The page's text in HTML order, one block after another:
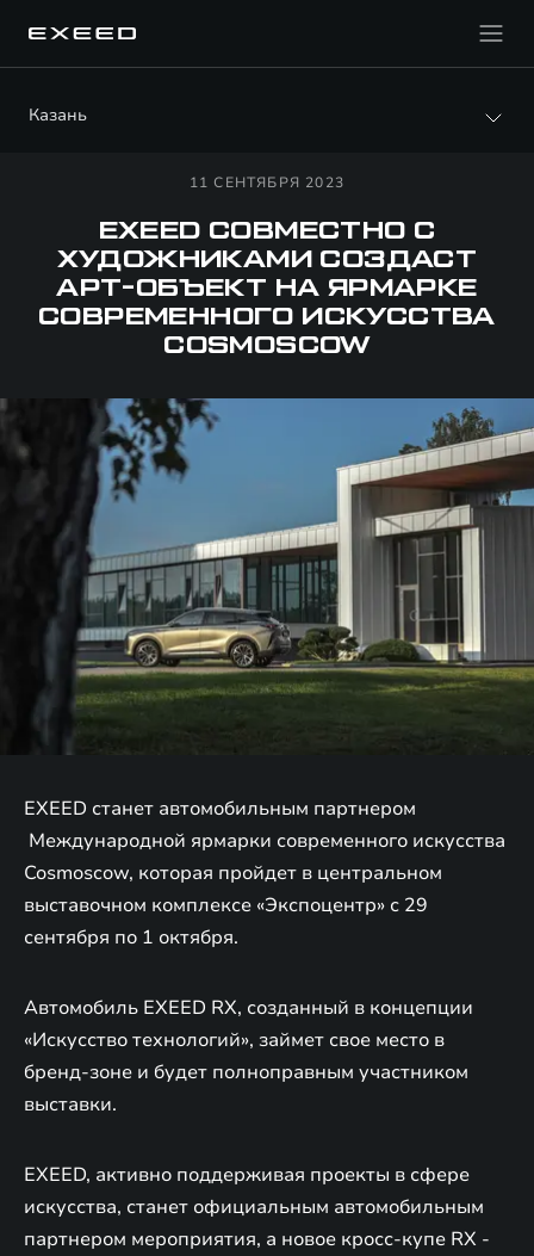
Казань
11 СЕНТЯБРЯ 2023
EXEED СОВМЕСТНО С
ХУДОЖНИКАМИ СОЗДАСТ
АРТ-ОБЪЕКТ НА ЯРМАРКЕ
СОВРЕМЕННОГО ИСКУССТВА
COSMOSCOW
EXEED станет автомобильным партнером
Международной ярмарки современного искусства
Cosmoscow, которая пройдет в центральном
выставочном комплексе «Экспоцентр» с 29
сентября по 1 октября.
Автомобиль EXEED RX, созданный в концепции
«Искусство технологий», займет свое место в
бренд-зоне и будет полноправным участником
выставки.
EXEED, активно поддерживая проекты в сфере
искусства, станет официальным автомобильным
партнером мероприятия, а новое кросс-купе RX -